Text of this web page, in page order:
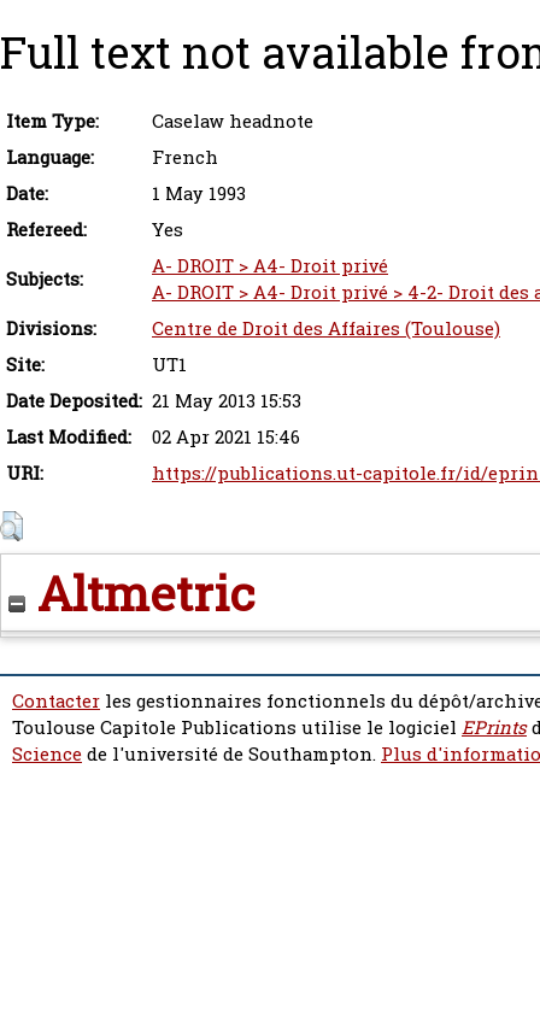
Full text not available
Item Type:
Caselaw headnote
Language:
French
Date:
1 May 1993
Refereed:
Yes
Subjects:
A- DROIT > A4- Droit privé
A- DROIT > A4- Droit privé > 4-2- Droit
Divisions:
Centre de Droit des Affaires (Toulouse)
Site:
UT1
Date Deposited: 21 May 2013 15:53
Last Modified:
02 Apr 2021 15:46
URI:
https://publications.ut-capitole.fr/id/
Altmetric
Contacter les gestionnaires fonctionnels du dépôt/
Toulouse Capitole Publications utilise le logiciel EPrints
Sciencede l'université de Southampton. Plus